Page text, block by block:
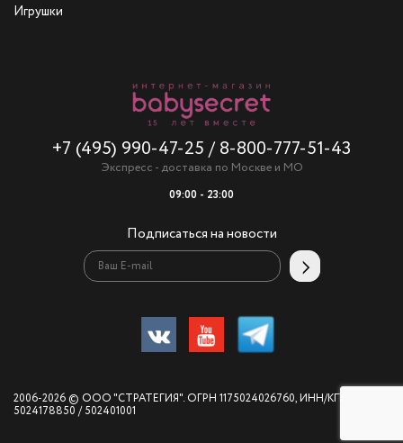
Игрушки
+7 (495) 990-47-25 / 8-800-777-51-43
Экспресс - доставка по Москве и МО
09:00 - 23:00
Подписаться на новости
2006-2026 © ООО "СТРАТЕГИЯ". ОГРН 1175024026760, ИНН/КПП
5024178850 / 502401001